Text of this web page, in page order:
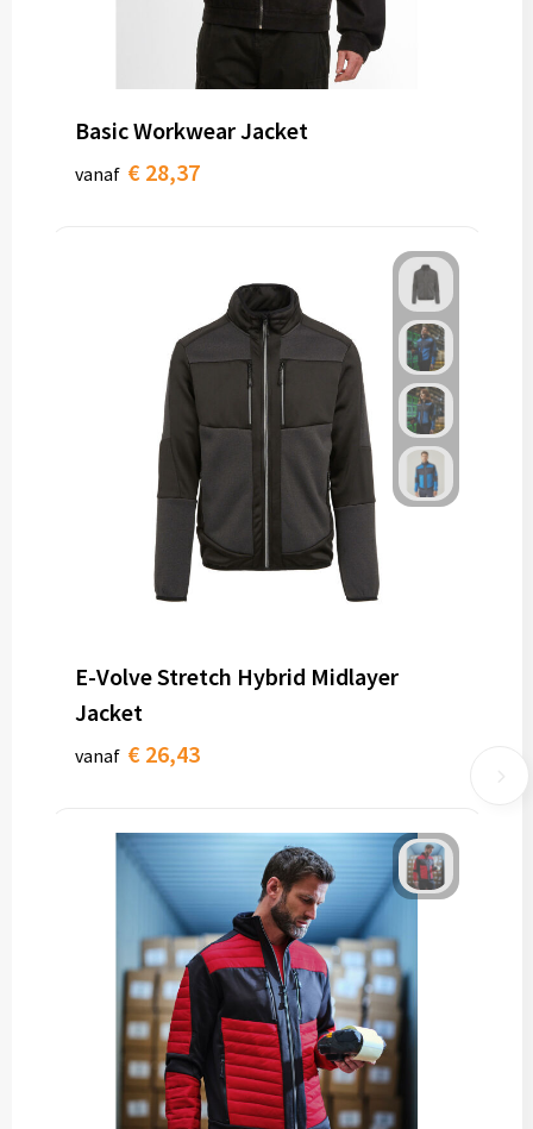
Basic Workwear Jacket
vanaf € 28,37
E-Volve Stretch Hybrid Midlayer
Jacket
vanaf € 26,43